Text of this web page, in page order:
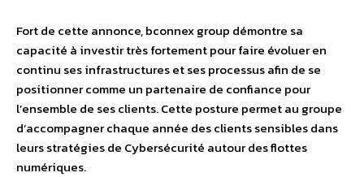
Fort de cette annonce, bconnex group démontre sa
capacité à investir très fortement pour faire évoluer en
continu ses infrastructures et ses processus afin de se
positionner comme un partenaire de confiance pour
l’ensemble de ses clients. Cette posture permet au groupe
d’accompagner chaque année des clients sensibles dans
leurs stratégies de Cybersécurité autour des flottes
numériques.